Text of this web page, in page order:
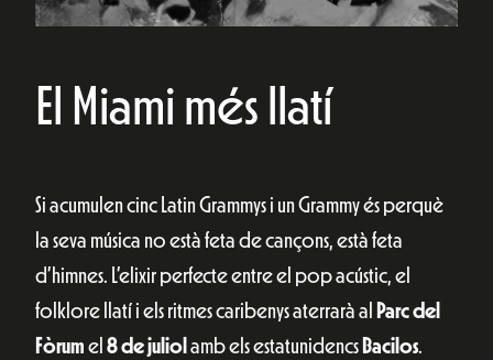
El Miami més llatí
Si acumulen cinc Latin Grammys i un Grammy és perquè
la seva música no està feta de cançons, està feta
d’himnes. L’elixir perfecte entre el pop acústic, el
folklore llatí i els ritmes caribenys aterrarà al Parc del
Fòrum el 8 de juliol amb els estatunidencs Bacilos.